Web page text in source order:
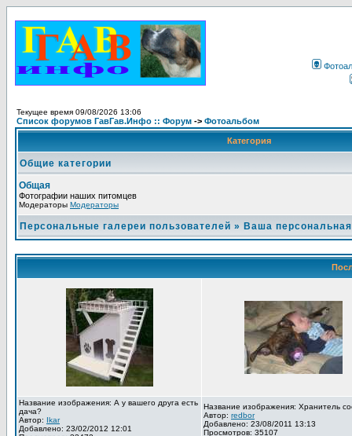
Текущее время 09/08/2026 13:06
Список форумов ГавГав.Инфо :: Форум -> Фотоальбом
Категория
Общие категории
Общая
Фотографии наших питомцев
Модераторы Модераторы
Персональные галереи пользователей » Ваша
Название изображения: А у вашего друга есть
дача?
Автор: Ikar
Добавлено: 23/02/2012 12:01
Название изображения: Хранитель
Автор: redbor
Добавлено: 23/08/2011 13:13
Просмотров: 35107